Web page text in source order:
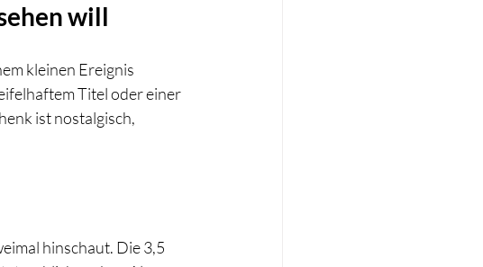
will
kleinen Ereignis
Titel oder einer
ist nostalgisch,
hinschaut. Die 3,5